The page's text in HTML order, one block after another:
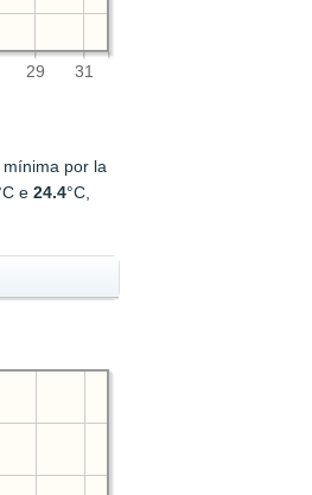
29 31
mínima por la
e24.4°C,